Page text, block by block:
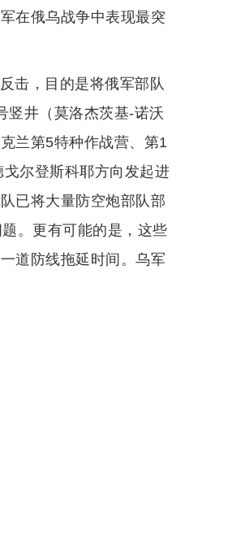
在俄乌战争中表现最突
击，目的是将俄军部队
竖井（莫洛杰茨基-诺沃
兰第5特种作战营、第1
尔登斯科耶方向发起进
已将大量防空炮部队部
。更有可能的是，这些
道防线拖延时间。乌军